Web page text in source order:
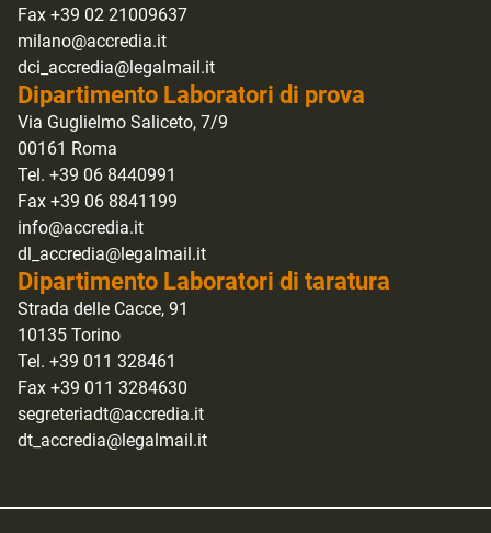
Fax +39 02 21009637
milano@accredia.it
dci_accredia@legalmail.it
Dipartimento Laboratori di prova
Via Guglielmo Saliceto, 7/9
00161 Roma
Tel. +39 06 8440991
Fax +39 06 8841199
info@accredia.it
dl_accredia@legalmail.it
Dipartimento Laboratori di taratura
Strada delle Cacce, 91
10135 Torino
Tel. +39 011 328461
Fax +39 011 3284630
segreteriadt@accredia.it
dt_accredia@legalmail.it